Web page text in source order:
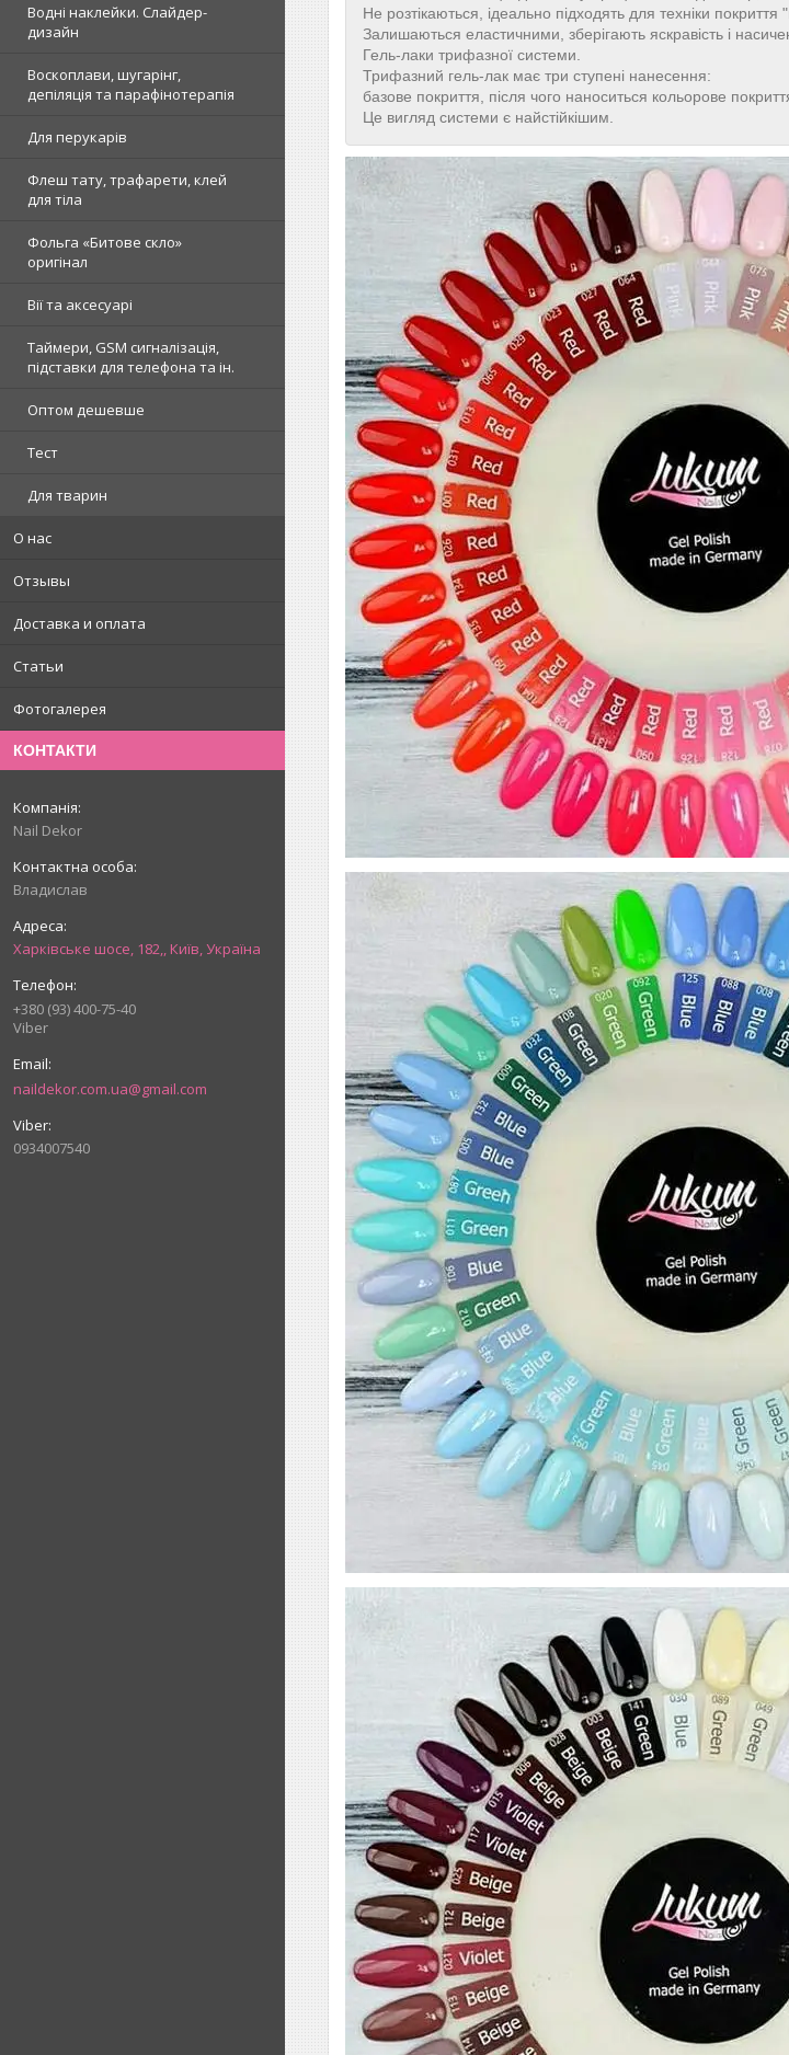
Водні наклейки. Слайдер-
дизайн
Воскоплави, шугарінг,
депіляція та парафінотерапія
Для перукарів
Флеш тату, трафарети, клей
для тіла
Фольга «Битове скло»
оригінал
Вії та аксесуарі
Таймери, GSM сигналізація,
підставки для телефона та ін.
Оптом дешевше
Тест
Для тварин
О нас
Отзывы
Доставка и оплата
Статьи
Фотогалерея
КОНТАКТИ
Nail Dekor
Владислав
Харківське шосе, 182,, Київ, Україна
+380 (93) 400-75-40
Viber
naildekor.com.ua@gmail.com
0934007540
Не розтікаються, ідеально підходять для техніки покриття
Залишаються еластичними, зберігають яскравість і
Гель-лаки трифазної системи.
Трифазний гель-лак має три ступені нанесення:
базове покриття, після чого наноситься кольорове
Це вигляд системи є найстійкішим.